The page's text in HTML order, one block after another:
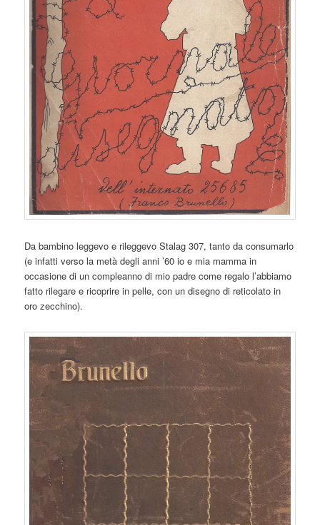
Da bambino leggevo e rileggevo Stalag 307, tanto da consumarlo
(e infatti verso la metà degli anni ’60 io e mia mamma in
occasione di un compleanno di mio padre come regalo l’abbiamo
fatto rilegare e ricoprire in pelle, con un disegno di reticolato in
oro zecchino).